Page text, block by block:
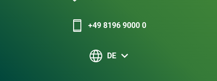
+49 8196 9000 0
DE